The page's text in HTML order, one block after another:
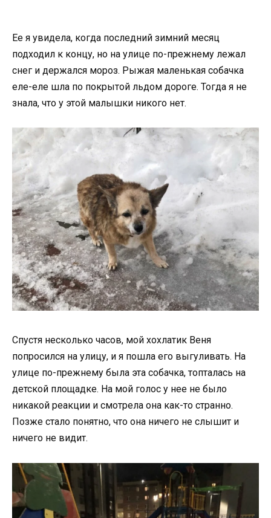
Ее я увидела, когда последний зимний месяц
подходил к концу, но на улице по-прежнему лежал
снег и держался мороз. Рыжая маленькая собачка
еле-еле шла по покрытой льдом дороге. Тогда я не
знала, что у этой малышки никого нет.
Спустя несколько часов, мой хохлатик Веня
попросился на улицу, и я пошла его выгуливать. На
улице по-прежнему была эта собачка, топталась на
детской площадке. На мой голос у нее не было
никакой реакции и смотрела она как-то странно.
Позже стало понятно, что она ничего не слышит и
ничего не видит.